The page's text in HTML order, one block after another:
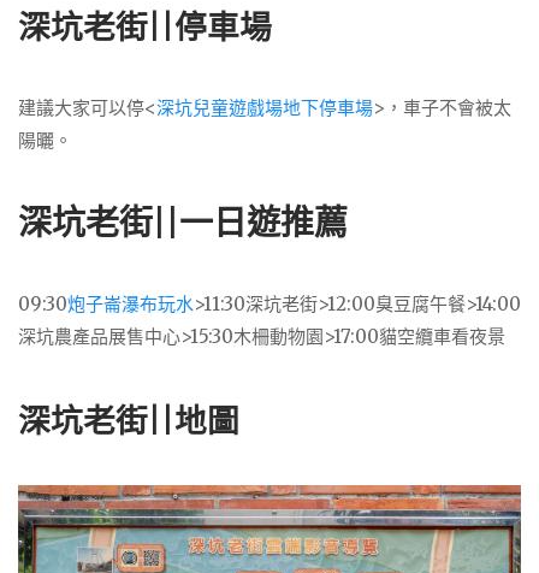
深坑老街||停車場
建議大家可以停<深坑兒童遊戲場地下停車場>，車子不會被太
陽曬。
深坑老街||一日遊推薦
09:30炮子崙瀑布玩水>11:30深坑老街>12:00臭豆腐午餐>14:00
深坑農產品展售中心>15:30木柵動物園>17:00貓空纜車看夜景
深坑老街||地圖